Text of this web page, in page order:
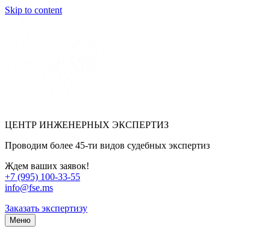
Skip to content
ЦЕНТР ИНЖЕНЕРНЫХ ЭКСПЕРТИЗ
Проводим более 45-ти видов судебных экспертиз
Ждем ваших заявок!
+7 (995) 100-33-55
info@fse.ms
Заказать экспертизу
Меню